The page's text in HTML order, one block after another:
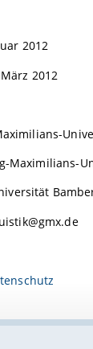
2012
2012
Maximilians-